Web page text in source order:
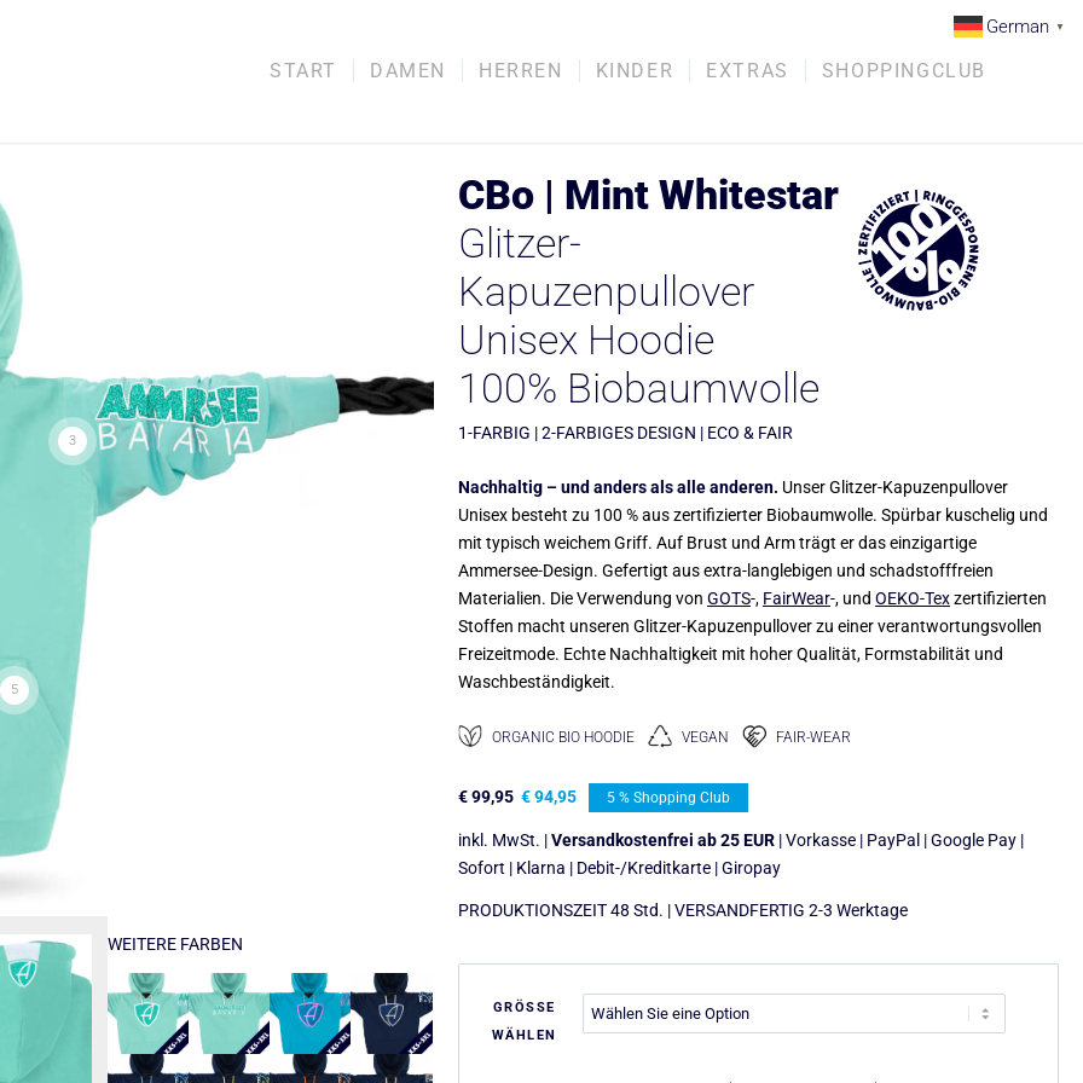
German ▼
START DAMEN HERREN KINDER EXTRAS SHOPPINGCLUB
3
5
WEITERE FARBEN
CBo | Mint Whitestar
Glitzer-
Kapuzenpullover
Unisex Hoodie
100% Biobaumwolle
1-FARBIG | 2-FARBIGES DESIGN | ECO & FAIR
Nachhaltig – und anders als alle anderen. Unser Glitzer-Kapuzenpullover
Unisex besteht zu 100 % aus zertifizierter Biobaumwolle. Spürbar kuschelig und
mit typisch weichem Griff. Auf Brust und Arm trägt er das einzigartige
Ammersee-Design. Gefertigt aus extra-langlebigen und schadstofffreien
Materialien. Die Verwendung von GOTS-, FairWear-, und OEKO-Texzertifizierten
Stoffen macht unseren Glitzer-Kapuzenpullover zu einer verantwortungsvollen
Freizeitmode. Echte Nachhaltigkeit mit hoher Qualität, Formstabilität und
Waschbeständigkeit.
ORGANIC BIO HOODIE VEGAN FAIR-WEAR
€99,95 €94,95 5 % Shopping Club
inkl. MwSt. |Versandkostenfrei ab 25 EUR | Vorkasse | PayPal | Google Pay |
Sofort | Klarna | Debit-/Kreditkarte | Giropay
PRODUKTIONSZEIT 48 Std. | VERSANDFERTIG 2-3 Werktage
GRÖSSE
WÄHLEN